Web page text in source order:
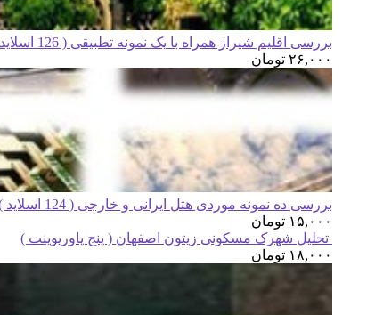
بررسی اقلیم شیراز همراه با یک نمونه تطبیقی ( 126 اسلاید )
۲۶,۰۰۰ تومان
بررسی ده نمونه موردی هتل ایرانی و خارجی ( 124 اسلاید )
۱۵,۰۰۰ تومان
تحلیل شهرک مسکونی زیتون اصفهان ( پنج پاورپوینت )
۱۸,۰۰۰ تومان